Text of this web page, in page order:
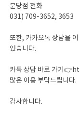
분당점 전화
031) 709-3652, 3653
또한, 카카오톡 상담을
있습니다.
카톡 상담 바로 가기👉
많은 이용 부탁드립니다.
감사합니다.